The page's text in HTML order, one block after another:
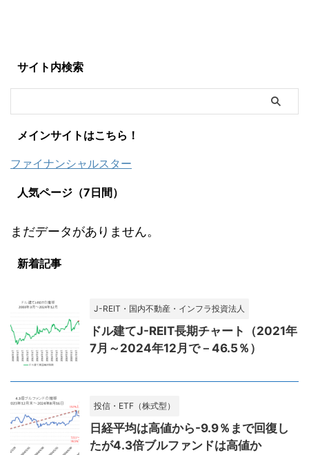
サイト内検索
メインサイトはこちら！
ファイナンシャルスター
人気ページ（7日間）
まだデータがありません。
新着記事
J-REIT・国内不動産・インフラ投資法人
ドル建てJ-REIT長期チャート（2021年
7月～2024年12月で－46.5％）
投信・ETF（株式型）
日経平均は高値から-9.9％まで回復し
たが4.3倍ブルファンドは高値か